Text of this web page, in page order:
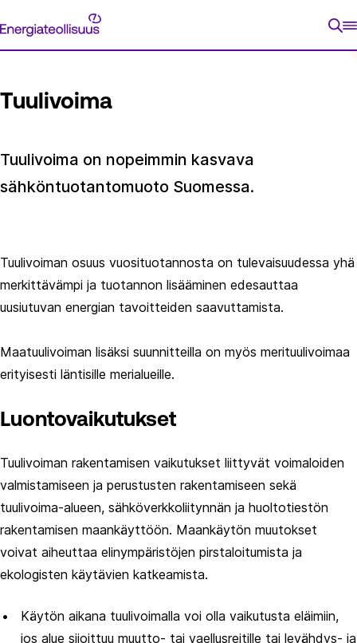
suoraan
Energiateollisuus
ETUSIVU
Tuulivoima
Tuulivoima on nopeimmin kasvava
sähköntuotantomuoto Suomessa.
Tuulivoiman osuus vuosituotannosta on tulevaisuudessa yhä
merkittävämpi ja tuotannon lisääminen edesauttaa
uusiutuvan energian tavoitteiden saavuttamista. ​
Maatuulivoiman lisäksi suunnitteilla on myös merituulivoimaa
erityisesti läntisille merialueille.
Luontovaikutukset
Tuulivoiman rakentamisen vaikutukset liittyvät voimaloiden
valmistamiseen ja perustusten rakentamiseen sekä
tuulivoima-alueen, sähköverkkoliitynnän ja huoltotiestön
rakentamisen maankäyttöön. Maankäytön muutokset
voivat aiheuttaa elinympäristöjen pirstaloitumista ja
ekologisten käytävien katkeamista. ​
Käytön aikana tuulivoimalla voi olla vaikutusta eläimiin,
jos alue sijoittuu muutto- tai vaellusreitille tai levähdys- ja